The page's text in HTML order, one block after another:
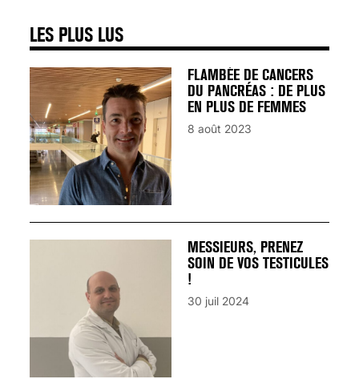
LES PLUS LUS
FLAMBÉE DE CANCERS
DU PANCRÉAS : DE PLUS
EN PLUS DE FEMMES
8 août 2023
MESSIEURS, PRENEZ
SOIN DE VOS TESTICULES
!
30 juil 2024